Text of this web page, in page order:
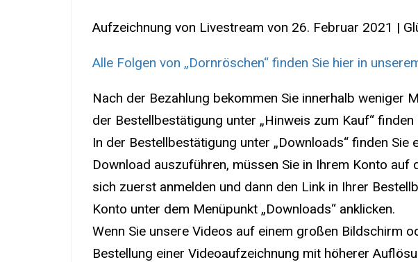
Aufzeichnung von Livestream von 26. Februar 2021 |
Alle Folgen von „Dornröschen“ finden Sie hier in
Nach der Bezahlung bekommen Sie innerhalb weniger
der Bestellbestätigung unter „Hinweis zum Kauf“
In der Bestellbestätigung unter „Downloads“ finden
Download auszuführen, müssen Sie in Ihrem Konto auf
sich zuerst anmelden und dann den Link in Ihrer
Konto unter dem Menüpunkt „Downloads“ anklicken.
Wenn Sie unsere Videos auf einem großen Bildschirm
Bestellung einer Videoaufzeichnung mit höherer